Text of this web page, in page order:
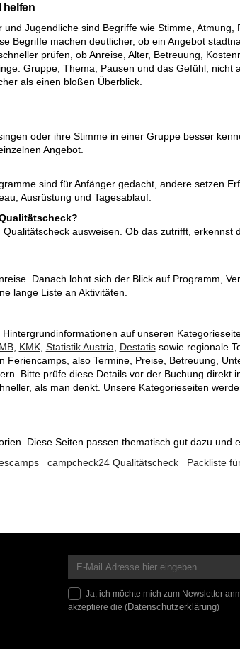
helfen
und Jugendliche sind Begriffe wie Stimme, Atmung,
Begriffe machen deutlicher, ob ein Angebot
prüfen, ob Anreise, Alter, Betreuung,
Gruppe, Thema, Pausen und das Gefühl, nicht
als einen bloßen Überblick.
oder ihre Stimme in einer Gruppe besser
Angebot.
sind für Anfänger gedacht, andere setzen
Ausrüstung und Tagesablauf.
ausweisen. Ob das zutrifft, erkennst
Danach lohnt sich der Blick auf Programm,
lange Liste an Aktivitäten.
auf unseren
, KMK, Statistik Austria Destatissowie regionale
Feriencamps, also Termine, Preise, Betreuung,
Bitte prüfe diese Details vor der Buchung direkt
als man denkt. Unsere Kategorieseiten
Diese Seiten passen thematisch gut dazu und
campcheck24 Qualitätscheck Packliste
Ja, ich möchte mich zum Newsletter
akzeptiere die (Datenschutzerklärung)